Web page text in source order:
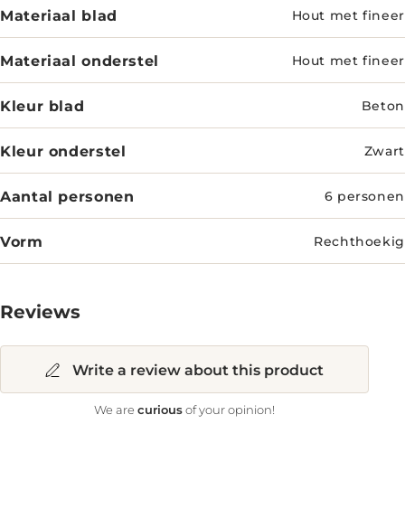
Materiaal blad Hout met fineer
Materiaal onderstel Hout met fineer
Kleur blad Beton
Kleur onderstel Zwart
Aantal personen 6 personen
Vorm Rechthoekig
Reviews
Write a review about this product
We are curiousof your opinion!